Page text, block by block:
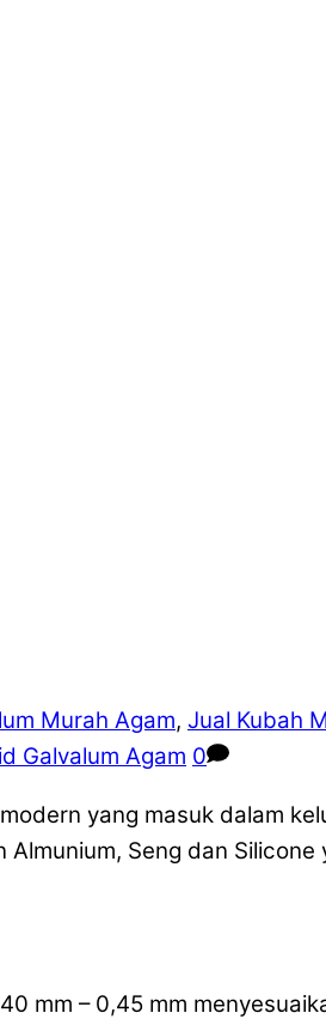
Murah Agam, Jual Kubah
Galvalum Agam 0
yang masuk dalam
Almunium, Seng dan
mm – 0,45 mm